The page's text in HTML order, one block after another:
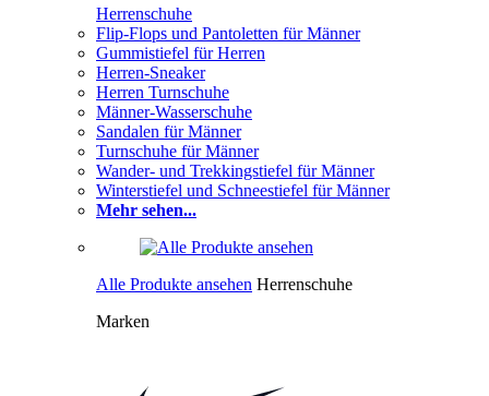
Herrenschuhe
Flip-Flops und Pantoletten für Männer
Gummistiefel für Herren
Herren-Sneaker
Herren Turnschuhe
Männer-Wasserschuhe
Sandalen für Männer
Turnschuhe für Männer
Wander- und Trekkingstiefel für Männer
Winterstiefel und Schneestiefel für Männer
Mehr sehen...
Alle Produkte ansehen Herrenschuhe
Marken